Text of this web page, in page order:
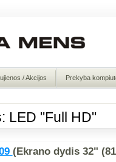
/ Akcijos Prekyba
LED "Full HD"
(Ekrano dydis 32"